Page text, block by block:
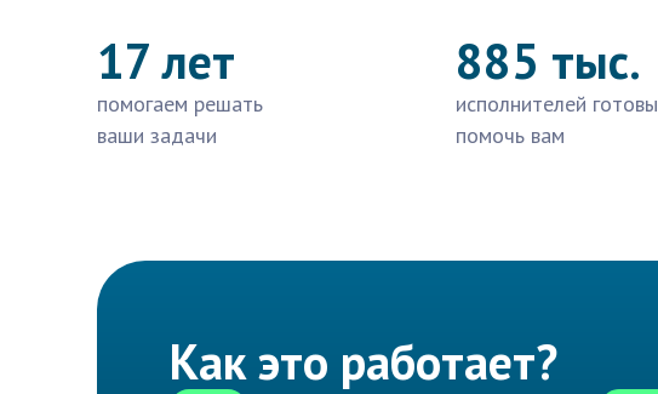
17 лет
помогаем решать
ваши задачи
885 тыс.
исполнителей готовы
помочь вам
Как это работает?